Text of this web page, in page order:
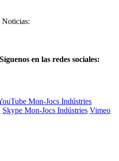
Noticias:
Síguenos en las redes sociales:
Mon-Jocs Indústries
Skype Mon-Jocs Indústries Vimeo